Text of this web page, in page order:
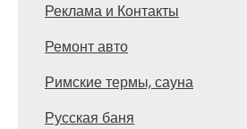
Реклама и Контакты
Ремонт авто
Римские термы, сауна
Русская баня